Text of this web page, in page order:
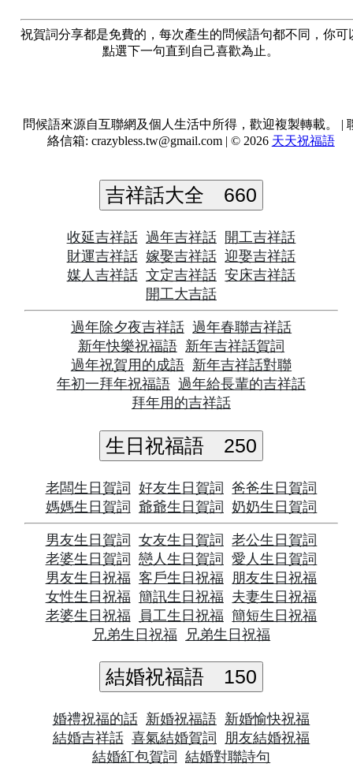
祝賀詞分享都是免費的，每次產生的問候語句都不同，你可
點選下一句直到自己喜歡為止。
問候語來源自互聯網及個人生活中所得，歡迎複製轉載。 |
絡信箱: crazybless.tw@gmail.com| © 2026 天天祝福語
吉祥話大全 660
收延吉祥話 過年吉祥話
開工吉祥話
財運吉祥話 嫁娶吉祥話 迎娶吉祥話
媒人吉祥話 文定吉祥話 安床吉祥話
開工大吉話
過年除夕夜吉祥話 過年春聯吉祥話
新年快樂祝福語 新年吉祥話賀詞
過年祝賀用的成語 新年吉祥話對聯
年初一拜年祝福語 過年給長輩的吉祥話
拜年用的吉祥話
生日祝福語 250
老闆生日賀詞 好友生日賀詞 爸爸生日賀詞
媽媽生日賀詞 爺爺生日賀詞 奶奶生日賀詞
男友生日賀詞 女友生日賀詞 老公生日賀詞
老婆生日賀詞 戀人生日賀詞 愛人生日賀詞
男友生日祝福 客戶生日祝福
朋友生日祝福
女性生日祝福 簡訊生日祝福 夫妻生日祝福
老婆生日祝福
員工生日祝福 簡短生日祝福
兄弟生日祝福
兄弟生日祝福
結婚祝福語 150
婚禮祝福的話 新婚祝福語 新婚愉快祝福
結婚吉祥話 喜氣結婚賀詞
朋友結婚祝福
結婚紅包賀詞
結婚對聯詩句